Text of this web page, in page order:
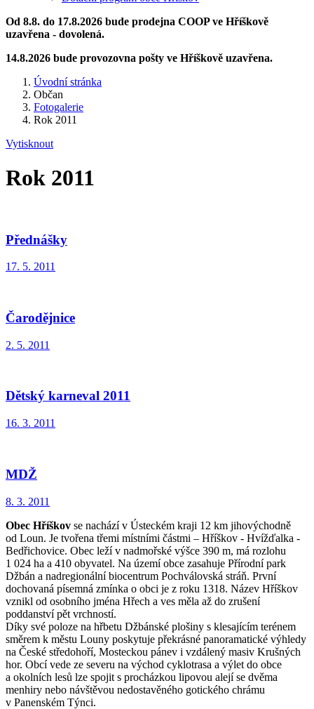
Od 8.8. do 17.8.2026 bude prodejna COOP ve Hříškově
uzavřena - dovolená.
14.8.2026 bude provozovna pošty ve Hříškově uzavřena.
Úvodní stránka
Občan
Fotogalerie
Rok 2011
Vytisknout
Rok 2011
Přednášky
17. 5. 2011
Čarodějnice
2. 5. 2011
Dětský karneval 2011
16. 3. 2011
MDŽ
8. 3. 2011
Obec Hříškov se nachází v Ústeckém kraji 12 km jihovýchodně
od Loun. Je tvořena třemi místními částmi – Hříškov - Hvížďalka -
Bedřichovice. Obec leží v nadmořské výšce 390 m, má rozlohu
1 024 ha a 410 obyvatel. Na území obce zasahuje Přírodní park
Džbán a nadregionální biocentrum Pochválovská stráň. První
dochovaná písemná zmínka o obci je z roku 1318. Název Hříškov
vznikl od osobního jména Hřech a ves měla až do zrušení
poddanství pět vrchností.
Díky své poloze na hřbetu Džbánské plošiny s klesajícím terénem
směrem k městu Louny poskytuje překrásné panoramatické výhledy
na České středohoří, Mosteckou pánev i vzdálený masiv Krušných
hor. Obcí vede ze severu na východ cyklotrasa a výlet do obce
a okolních lesů lze spojit s procházkou lipovou alejí se dvěma
menhiry nebo návštěvou nedostavěného gotického chrámu
v Panenském Týnci.